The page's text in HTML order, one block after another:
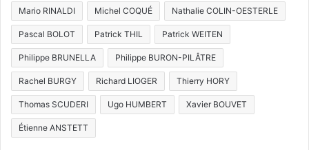
Mario RINALDI Michel COQUÉ Nathalie COLIN-OESTERLE
Pascal BOLOT Patrick THIL Patrick WEITEN
Philippe BRUNELLA Philippe BURON-PILÂTRE
Rachel BURGY Richard LIOGER Thierry HORY
Thomas SCUDERI Ugo HUMBERT Xavier BOUVET
Étienne ANSTETT